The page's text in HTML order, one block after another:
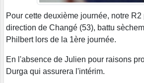
Pour cette deuxième journée, notre
direction de Changé (53), battu
Philbert lors de la 1ère journée.
En l'absence de Julien pour raisons
Durga qui assurera l'intérim.